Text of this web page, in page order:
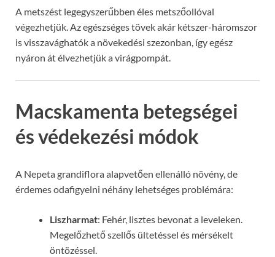
A metszést legegyszerűbben éles metszőollóval
végezhetjük. Az egészséges tövek akár kétszer-háromszor
is visszavághatók a növekedési szezonban, így egész
nyáron át élvezhetjük a virágpompát.
Macskamenta betegségei
és védekezési módok
A Nepeta grandiflora alapvetően ellenálló növény, de
érdemes odafigyelni néhány lehetséges problémára:
Liszharmat: Fehér, lisztes bevonat a leveleken.
Megelőzhető szellős ültetéssel és mérsékelt
öntözéssel.